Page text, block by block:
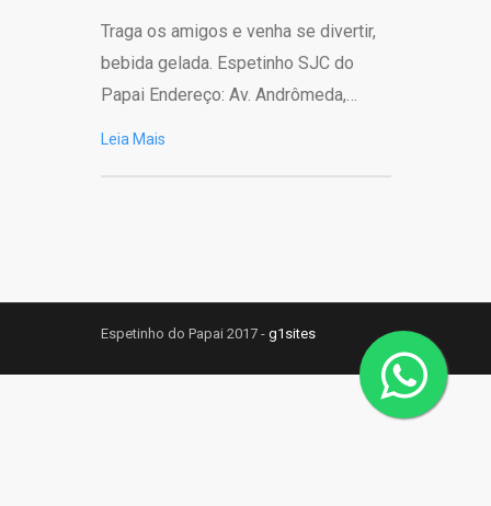
Traga os amigos e venha se divertir,
bebida gelada. Espetinho SJC do
Papai Endereço: Av. Andrômeda,…
Leia Mais
Espetinho do Papai 2017 - g1sites